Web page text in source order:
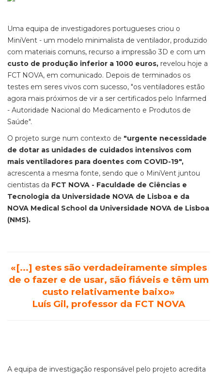
Uma equipa de investigadores portugueses criou o
MiniVent - um modelo minimalista de ventilador, produzido
com materiais comuns, recurso a impressão 3D e com um
custo de produção inferior a 1000 euros, revelou hoje a
FCT NOVA, em comunicado. Depois de terminados os
testes em seres vivos com sucesso, "os ventiladores estão
agora mais próximos de vir a ser certificados pelo Infarmed
- Autoridade Nacional do Medicamento e Produtos de
Saúde".
O projeto surge num contexto de "urgente necessidade
de dotar as unidades de cuidados intensivos com
mais ventiladores para doentes com COVID-19",
acrescenta a mesma fonte, sendo que o MiniVent juntou
cientistas da FCT NOVA - Faculdade de Ciências e
Tecnologia da Universidade NOVA de Lisboa e da
NOVA Medical School da Universidade NOVA de Lisboa
(NMS).
«[...] estes são verdadeiramente simples
de o fazer e de usar, são fiáveis e têm um
custo relativamente baixo»
Luís Gil, professor da FCT NOVA
A equipa de investigação responsável pelo projeto acredita